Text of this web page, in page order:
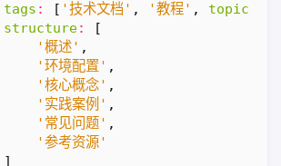
tags : [ '技术文档' , '教程' , topic
structure:
[
'概述' ,
'环境配置' ,
'核心概念' ,
'实践案例' ,
'常见问题' ,
'参考资源'
]